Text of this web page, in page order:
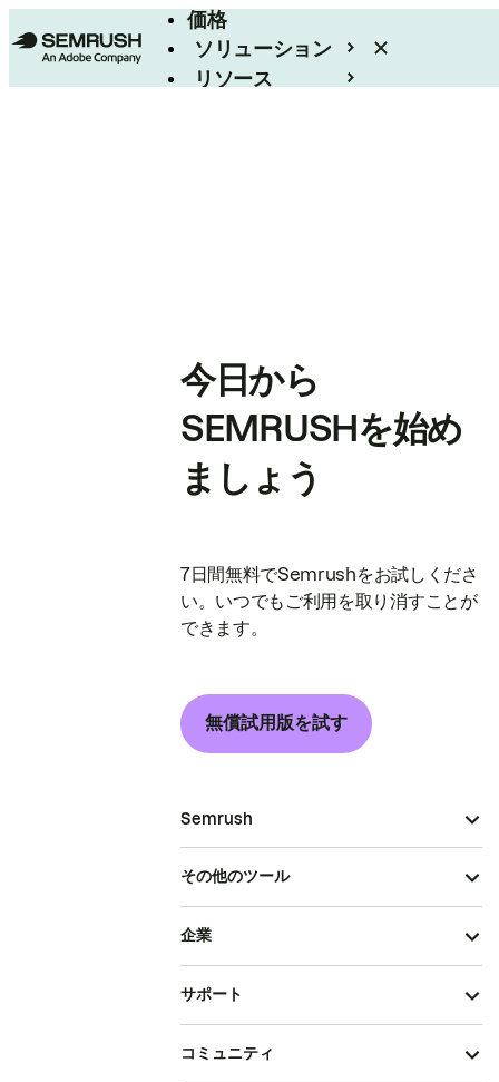
価格
ソリューション
リソース
今日から
SEMRUSHを始め
ましょう
7日間無料でSemrushをお試しくださ
い。いつでもご利用を取り消すことが
できます。
無償試用版を試す
Semrush
その他のツール
企業
サポート
コミュニティ